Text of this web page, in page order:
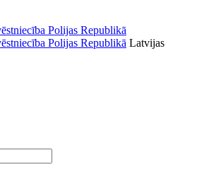
Latvijas